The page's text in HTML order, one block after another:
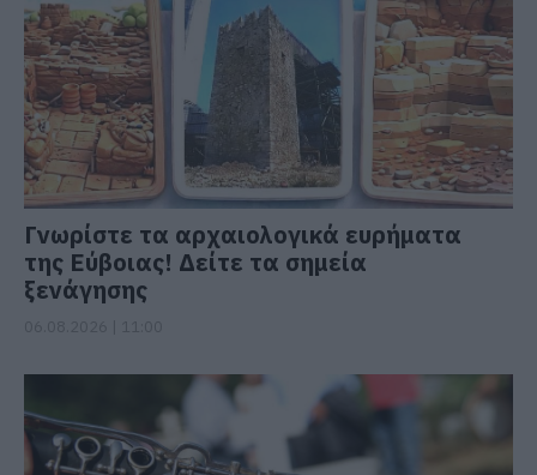
Γνωρίστε τα αρχαιολογικά ευρήματα
της Εύβοιας! Δείτε τα σημεία
ξενάγησης